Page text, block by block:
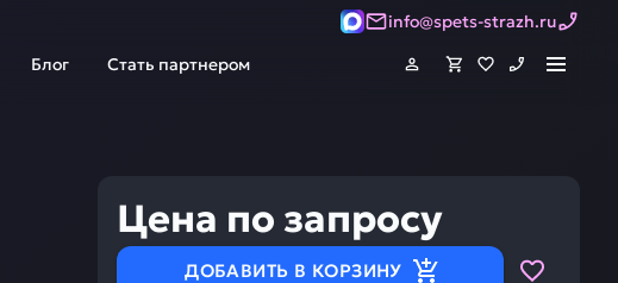
info@spets-strazh.ru
Блог Стать партнером
Цена по запросу
ДОБАВИТЬ В КОРЗИНУ